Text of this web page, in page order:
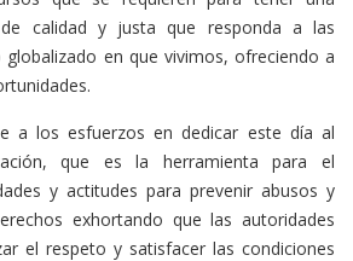
de calidad y justa que responda a las
globalizado en que vivimos, ofreciendo a
a los esfuerzos en dedicar este día al
que es la herramienta para el
y actitudes para prevenir abusos y
exhortando que las autoridades
el respeto y satisfacer las condiciones